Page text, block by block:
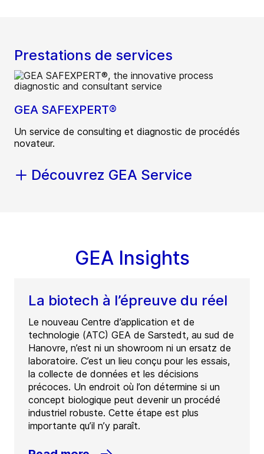
Prestations de services
GEA SAFEXPERT®
Un service de consulting et diagnostic de procédés
novateur.
Découvrez GEA Service
GEA Insights
La biotech à l’épreuve du réel
Le nouveau Centre d’application et de
technologie (ATC) GEA de Sarstedt, au sud de
Hanovre, n’est ni un showroom ni un ersatz de
laboratoire. C’est un lieu conçu pour les essais,
la collecte de données et les décisions
précoces. Un endroit où l’on détermine si un
concept biologique peut devenir un procédé
industriel robuste. Cette étape est plus
importante qu’il n’y paraît.